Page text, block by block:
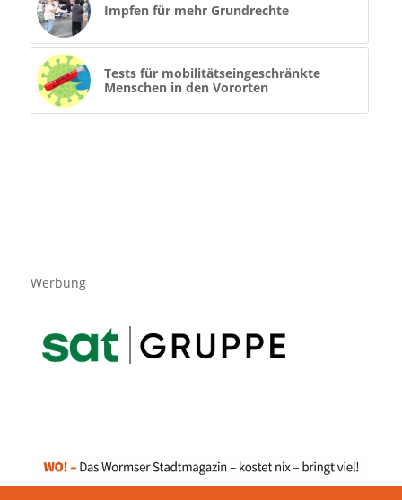
Impfen für mehr Grundrechte
Tests für mobilitätseingeschränkte
Menschen in den Vororten
Werbung